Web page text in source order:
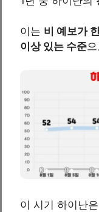
이는 비 예보가
이상 있는 수준
이 시기 하이난